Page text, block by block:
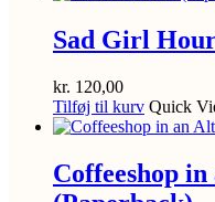
Sad Girl
kr. 120,00
Tilføj til kurv Quick
Coffeeshop